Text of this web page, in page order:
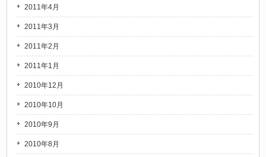
2011年4月
2011年3月
2011年2月
2011年1月
2010年12月
2010年10月
2010年9月
2010年8月